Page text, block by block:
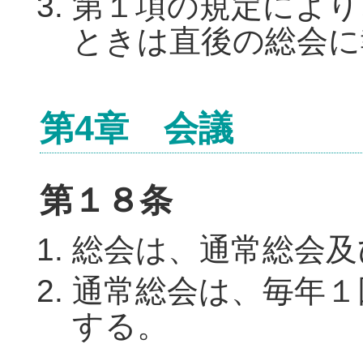
ときは直後の総会
第4章 会議
第１８条
総会は、通常総会
通常総会は、毎年
する。